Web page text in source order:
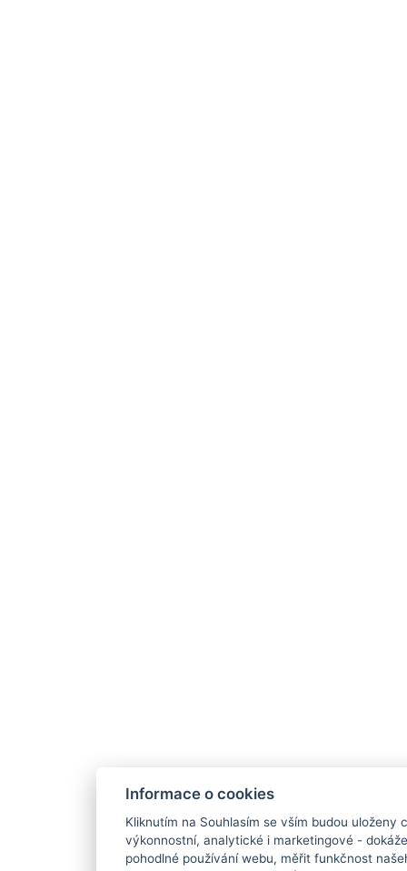
Informace o cookies
Kliknutím na Souhlasím se vším budou uloženy
výkonnostní, analytické i marketingové -
pohodlné používání webu, měřit funkčnost